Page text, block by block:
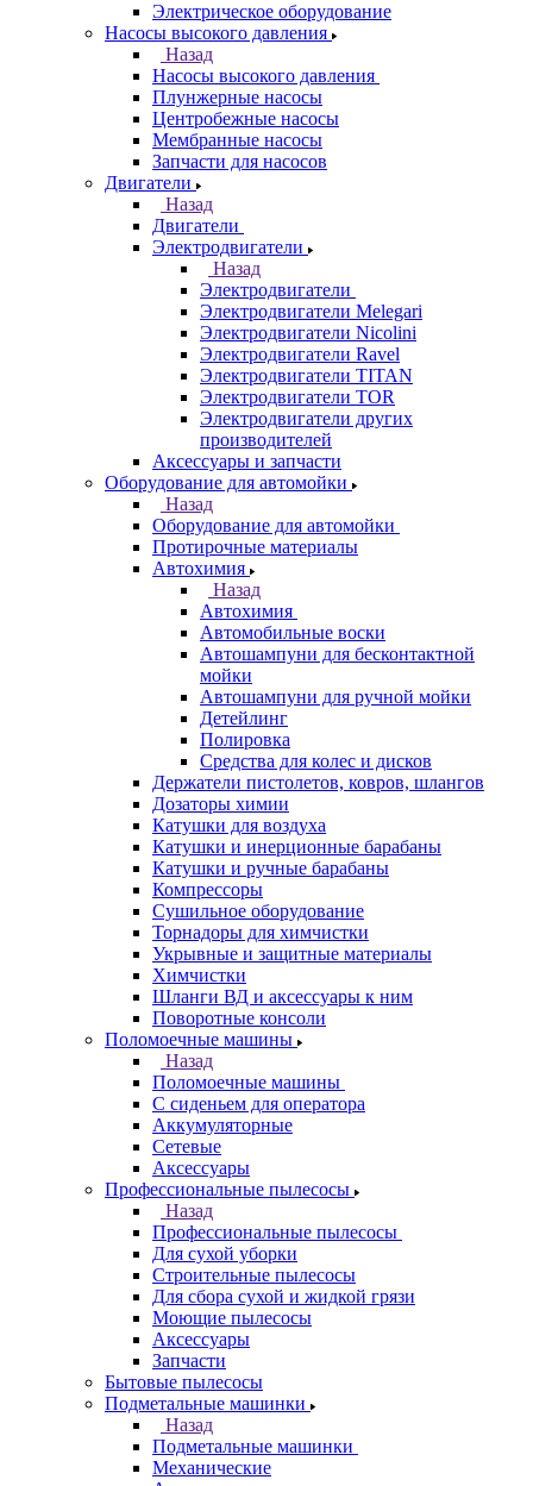
Электрическое оборудование
Насосы высокого давления
Назад
Насосы высокого давления
Плунжерные насосы
Центробежные насосы
Мембранные насосы
Запчасти для насосов
Двигатели
Назад
Двигатели
Электродвигатели
Назад
Электродвигатели
Электродвигатели Melegari
Электродвигатели Nicolini
Электродвигатели Ravel
Электродвигатели TITAN
Электродвигатели TOR
Электродвигатели других
производителей
Аксессуары и запчасти
Оборудование для автомойки
Назад
Оборудование для автомойки
Протирочные материалы
Автохимия
Назад
Автохимия
Автомобильные воски
Автошампуни для бесконтактной
мойки
Автошампуни для ручной мойки
Детейлинг
Полировка
Средства для колес и дисков
Держатели пистолетов, ковров, шлангов
Дозаторы химии
Катушки для воздуха
Катушки и инерционные барабаны
Катушки и ручные барабаны
Компрессоры
Сушильное оборудование
Торнадоры для химчистки
Укрывные и защитные материалы
Химчистки
Шланги ВД и аксессуары к ним
Поворотные консоли
Поломоечные машины
Назад
Поломоечные машины
С сиденьем для оператора
Аккумуляторные
Сетевые
Аксессуары
Профессиональные пылесосы
Назад
Профессиональные пылесосы
Для сухой уборки
Строительные пылесосы
Для сбора сухой и жидкой грязи
Моющие пылесосы
Аксессуары
Запчасти
Бытовые пылесосы
Подметальные машинки
Назад
Подметальные машинки
Механические